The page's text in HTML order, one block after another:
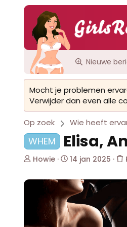
Nieuwe
Mocht je problemen
Verwijder dan even alle
Op zoek Wie heeft
WHEM Elisa,
O
d
Howie
S
a
r
t
d
a
14 jan 2025